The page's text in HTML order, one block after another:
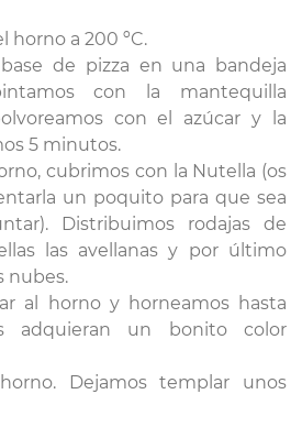
horno a 200 ºC.
de pizza en una bandeja
con la mantequilla
con el azúcar y la
5 minutos.
cubrimos con la Nutella (os
un poquito para que sea
Distribuimos rodajas de
las avellanas y por último
nubes.
al horno y horneamos hasta
adquieran un bonito color
Dejamos templar unos